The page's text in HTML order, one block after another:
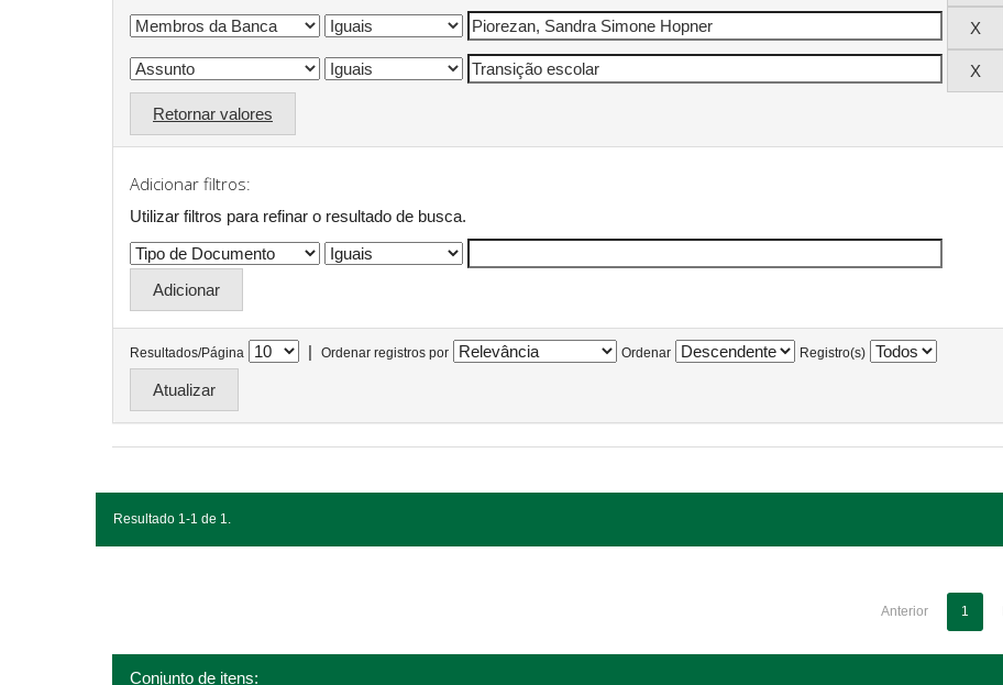
Retornar valores
Adicionar filtros:
Utilizar filtros para refinar o resultado de busca.
Resultados/Página | Ordenar registros por Ordenar Registro(s)
Resultado 1-1 de 1.
Anterior 1
Conjunto de itens: